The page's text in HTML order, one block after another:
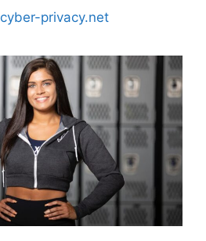
cyber-privacy.net